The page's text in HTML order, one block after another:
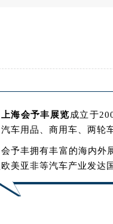
上海会予丰展览成立于
车用品、商用车、两轮
会予丰拥有丰富的海内外
美亚非等汽车产业发达